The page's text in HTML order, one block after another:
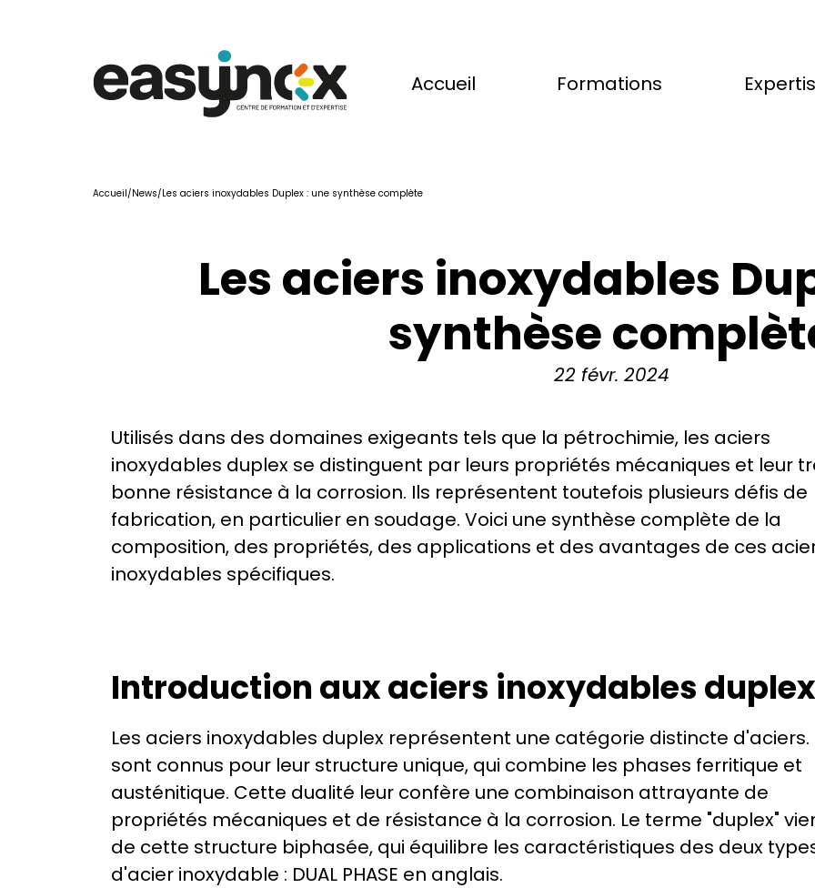
Accueil Formations
Accueil/News/Les aciers inoxydables Duplex : une synthèse complète
Les aciers inoxydables
synthèse
22 févr. 2024
Utilisés dans des domaines exigeants tels que la pétrochimie, les aciers
inoxydables duplex se distinguent par leurs propriétés mécaniques et leur
bonne résistance à la corrosion. Ils représentent toutefois plusieurs défis de
fabrication, en particulier en soudage. Voici une synthèse complète de la
composition, des propriétés, des applications et des avantages de ces
inoxydables spécifiques.
Introduction aux aciers inoxydables duplex
Les aciers inoxydables duplex représentent une catégorie distincte d'aciers.
sont connus pour leur structure unique, qui combine les phases ferritique et
austénitique. Cette dualité leur confère une combinaison attrayante de
propriétés mécaniques et de résistance à la corrosion. Le terme "duplex"
de cette structure biphasée, qui équilibre les caractéristiques des deux
d'acier inoxydable : DUAL PHASE en anglais.